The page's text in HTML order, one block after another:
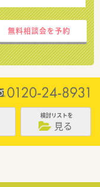
無料相談会を予約
検討リストを
見る